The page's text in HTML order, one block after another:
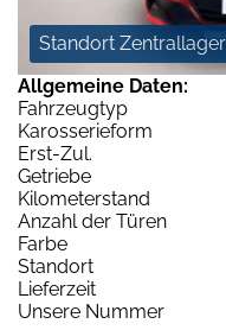
Standort Zentrallager
Allgemeine Daten:
Fahrzeugtyp
Karosserieform
Erst-Zul.
Getriebe
Kilometerstand
Anzahl der Türen
Farbe
Standort
Lieferzeit
Unsere Nummer